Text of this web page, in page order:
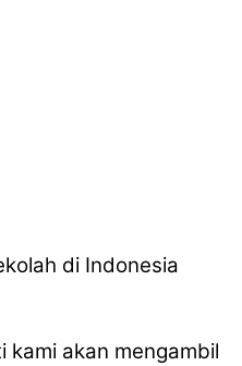
di Indonesia
kami akan mengambil